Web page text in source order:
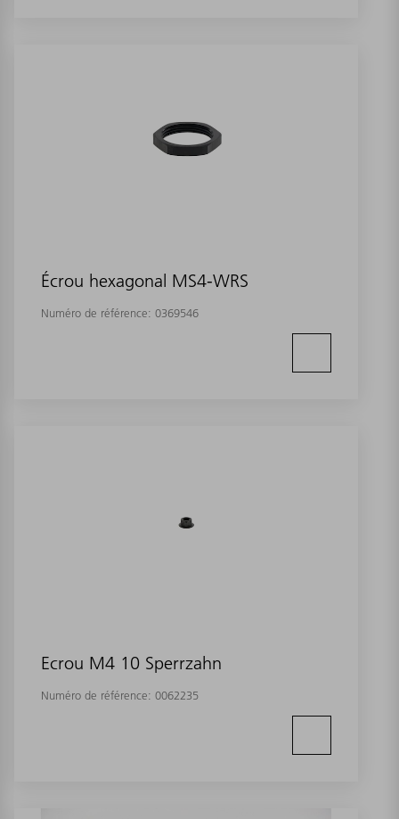
Écrou hexagonal MS4-WRS
Numéro de référence: 0369546
Ecrou M4 10 Sperrzahn
Numéro de référence: 0062235